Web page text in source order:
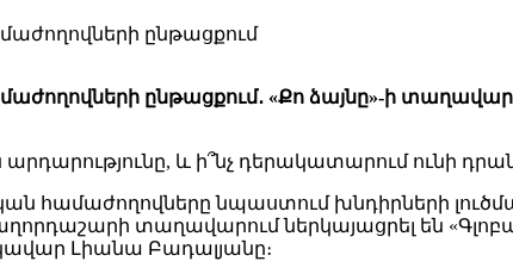
ընթացքում
ընթացքում․ «Քո ձայնը»-ի
և ի՞նչ դերակատարում ունի
համաժողովները նպաստում խնդիրների
տաղավարում ներկայացրել են
Լիանա Բադալյանը։